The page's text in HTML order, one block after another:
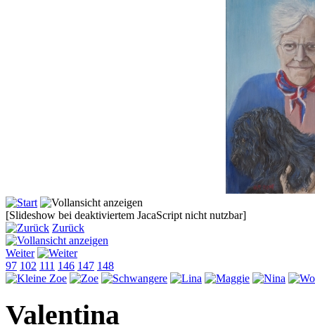
[Slideshow bei deaktiviertem JacaScript nicht nutzbar]
Zurück
Weiter
97 102 111 146 147 148
Valentina